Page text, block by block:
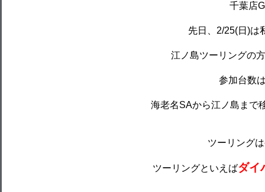
千葉店
先日、2/25(日)は
江ノ島ツーリングの
参加台数
海老名SAから江ノ島まで
ツーリング
ツーリングといえばダイ